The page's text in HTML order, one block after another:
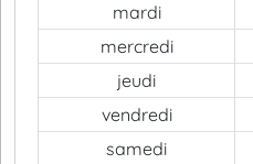
mardi
mercredi
jeudi
vendredi
samedi